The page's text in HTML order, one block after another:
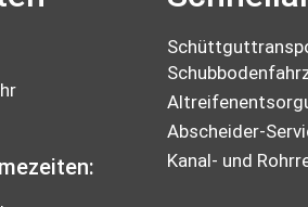
Abscheider-
Kanal- und